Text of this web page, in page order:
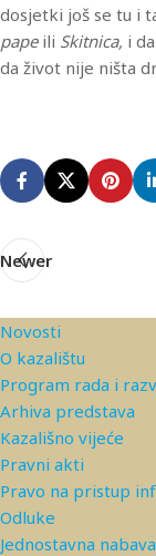
dosjetki još se tu i
pape ili Skitnica, i
da život nije ništa
Newer
Novosti
O kazalištu
Program rada i
Arhiva predstava
Kazališno vijeće
Pravni akti
Pravo na pristup
Odluke
Jednostavna nabava